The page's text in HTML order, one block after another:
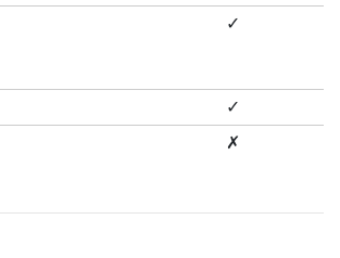
✓
✓
✗